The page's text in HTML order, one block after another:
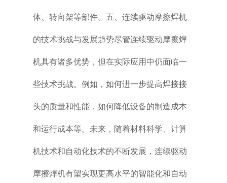
体、转向架等部件。五、连续驱动摩擦焊机
的技术挑战与发展趋势尽管连续驱动摩擦焊
机具有诸多优势，但在实际应用中仍面临一
些技术挑战。例如，如何进一步提高焊接接
头的质量和性能，如何降低设备的制造成本
和运行成本等。未来，随着材料科学、计算
机技术和自动化技术的不断发展，连续驱动
摩擦焊机有望实现更高水平的智能化和自动